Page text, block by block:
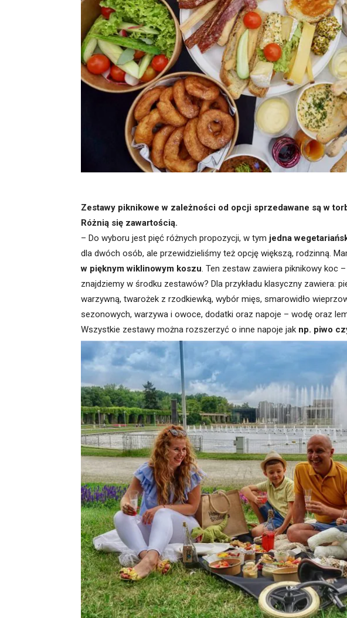
Zestawy piknikowe w zależności od opcji sprzedawane są w
Różnią się zawartością.
– Do wyboru jest pięć różnych propozycji, w tym jedna
dla dwóch osób, ale przewidzieliśmy też opcję większą, rodzinną.
w pięknym wiklinowym koszu . Ten zestaw zawiera piknikowy koc
znajdziemy w środku zestawów? Dla przykładu klasyczny zawiera:
warzywną, twarożek z rzodkiewką, wybór mięs, smarowidło
sezonowych, warzywa i owoce, dodatki oraz napoje – wodę oraz
Wszystkie zestawy można rozszerzyć o inne napoje jak np. piwo